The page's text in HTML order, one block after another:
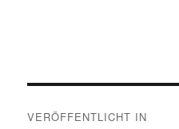
VERÖFFENTLICHT IN